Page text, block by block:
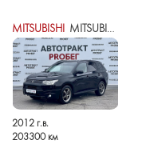
MITSUBISHI MITSUBISHI OUTLANDER III
2012 г.в.
203300 км